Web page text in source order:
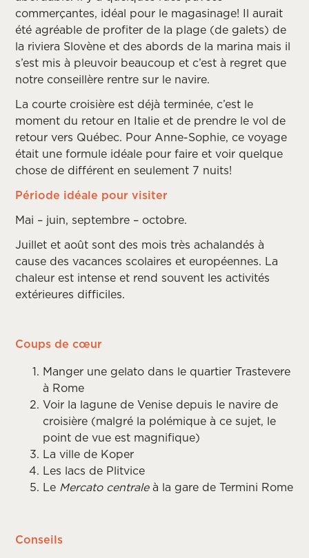
commerçantes, idéal pour le magasinage! Il aurait
été agréable de profiter de la plage (de galets) de
la riviera Slovène et des abords de la marina mais il
s’est mis à pleuvoir beaucoup et c’est à regret que
notre conseillère rentre sur le navire.
La courte croisière est déjà terminée, c’est le
moment du retour en Italie et de prendre le vol de
retour vers Québec. Pour Anne-Sophie, ce voyage
était une formule idéale pour faire et voir quelque
chose de différent en seulement 7 nuits!
Période idéale pour visiter
Mai – juin, septembre – octobre.
Juillet et août sont des mois très achalandés à
cause des vacances scolaires et européennes. La
chaleur est intense et rend souvent les activités
extérieures difficiles.
Coups de cœur
Manger une gelato dans le quartier Trastevere
à Rome
Voir la lagune de Venise depuis le navire de
croisière (malgré la polémique à ce sujet, le
point de vue est magnifique)
La ville de Koper
Les lacs de Plitvice
Le Mercato centraleà la gare de Termini Rome
Conseils